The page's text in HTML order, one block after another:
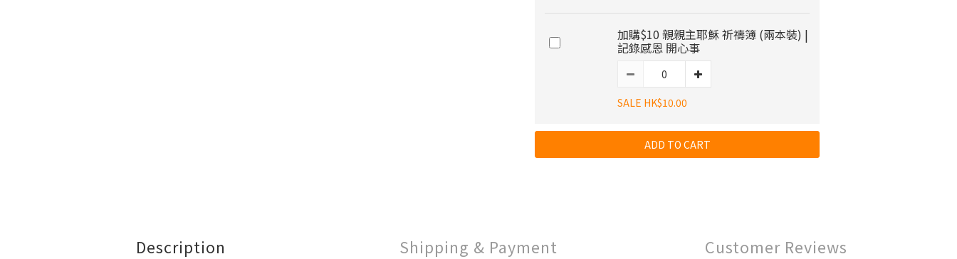
加購$10 親親主耶穌 祈禱簿 (兩本裝) |
記錄感恩 開心事
SALE HK$10.00
ADD TO CART
Description Shipping & Payment Customer Reviews